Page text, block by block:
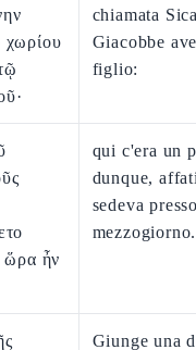
χωρίου
chiamata
Giacobbe
figlio:
ὥρα ἦν
qui c'era un
dunque,
sedeva
mezzogiorno.
Giunge una